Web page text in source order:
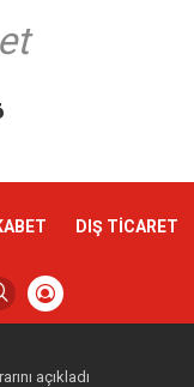
DIŞ TİCARET
açıkladı